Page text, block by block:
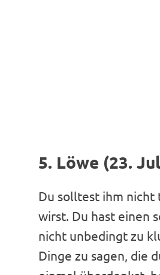
5. Löwe (23.
Du solltest ihm nicht
wirst. Du hast einen
nicht unbedingt zu
Dinge zu sagen, die